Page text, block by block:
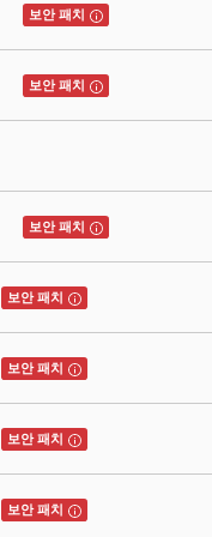
보안 패치 Tooltip: 이 릴리스에
보안 패치 Tooltip: 이 릴리스에
보안 패치 Tooltip: 이 릴리스에
보안 패치 Tooltip: 이 릴리스에는
보안 패치 Tooltip: 이 릴리스에는
보안 패치 Tooltip: 이 릴리스에는
보안 패치 Tooltip: 이 릴리스에는